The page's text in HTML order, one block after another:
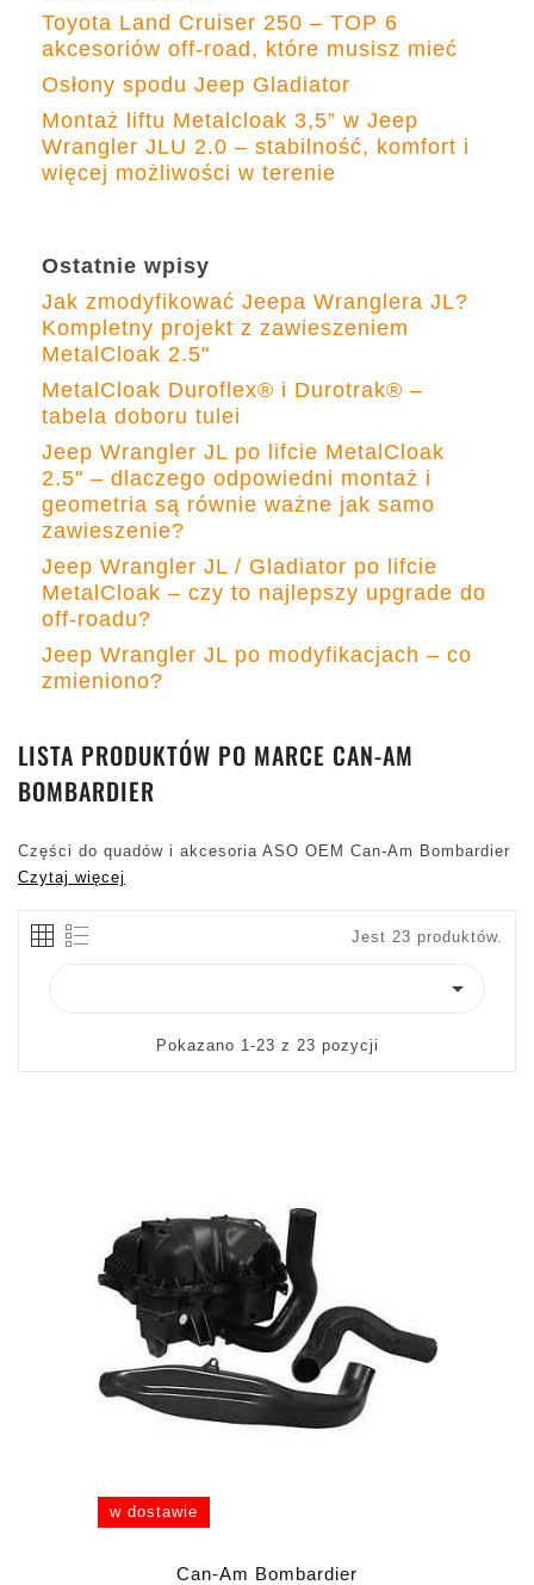
Toyota Land Cruiser 250 – TOP 6
akcesoriów off-road, które musisz mieć
Osłony spodu Jeep Gladiator
Montaż liftu Metalcloak 3,5” w Jeep
Wrangler JLU 2.0 – stabilność, komfort i
więcej możliwości w terenie
Ostatnie wpisy
Jak zmodyfikować Jeepa Wranglera JL?
Kompletny projekt z zawieszeniem
MetalCloak 2.5"
MetalCloak Duroflex® i Durotrak® –
tabela doboru tulei
Jeep Wrangler JL po lifcie MetalCloak
2.5" – dlaczego odpowiedni montaż i
geometria są równie ważne jak samo
zawieszenie?
Jeep Wrangler JL / Gladiator po lifcie
MetalCloak – czy to najlepszy upgrade do
off-roadu?
Jeep Wrangler JL po modyfikacjach – co
zmieniono?
LISTA PRODUKTÓW PO MARCE CAN-AM
BOMBARDIER
Części do quadów i akcesoria ASO OEM Can-Am Bombardier
Czytaj więcej
Jest 23 produktów.

Pokazano 1-23 z 23 pozycji
w dostawie
Can-Am Bombardier